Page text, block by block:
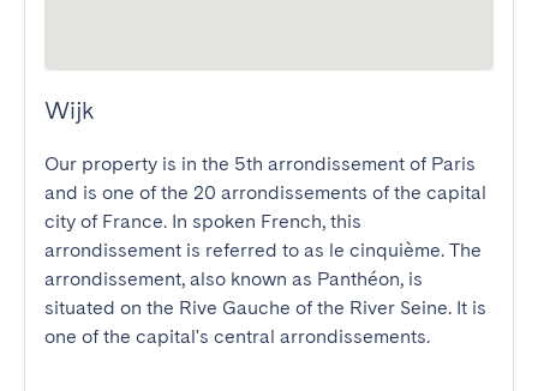
Wijk
Our property is in the 5th arrondissement of Paris
and is one of the 20 arrondissements of the capital
city of France. In spoken French, this
arrondissement is referred to as le cinquième. The
arrondissement, also known as Panthéon, is
situated on the Rive Gauche of the River Seine. It is
one of the capital's central arrondissements.